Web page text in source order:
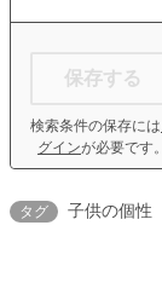
保存する
検索条件の保存には
グインが必要です。
タグ 子供の個性